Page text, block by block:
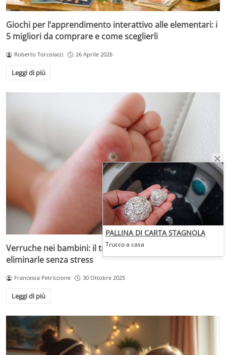
Giochi per l’apprendimento interattivo alle elementari: i
5 migliori da comprare e come sceglierli
Roberto Torcolacci 26 Aprile 2026
Leggi di più
Verruche nei bambini: il trattamento più adatto per
eliminarle senza stress
Francesca Petriccione 30 Ottobre 2025
Leggi di più
PALLINA DI CARTA STAGNOLA
Trucco a casa